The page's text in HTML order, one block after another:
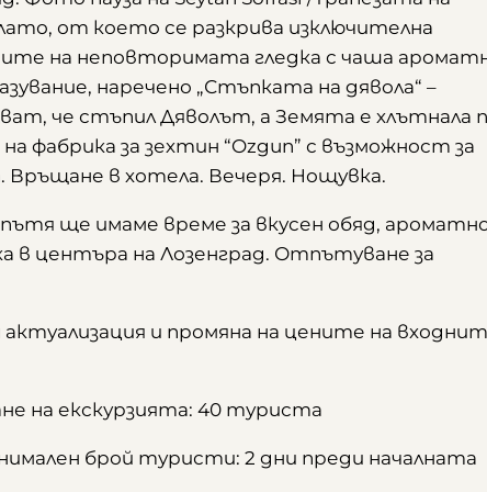
от което се разкрива изключителна
на неповторимата гледка с чаша
наречено „Стъпката на дявола“ –
че стъпил Дяволът, а Земята е хлътнала
фабрика за зехтин “Ozgun” с възможност за
Връщане в хотела. Вечеря. Нощувка.
ще имаме време за вкусен обяд,
в центъра на Лозенград. Отпътуване за
и промяна на цените на
на екскурзията: 40 туриста
брой туристи: 2 дни преди началната